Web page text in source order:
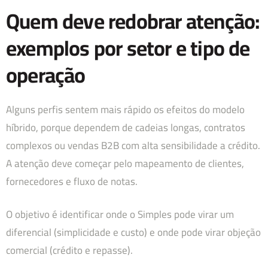
Quem deve redobrar atenção:
exemplos por setor e tipo de
operação
Alguns perfis sentem mais rápido os efeitos do modelo
híbrido, porque dependem de cadeias longas, contratos
complexos ou vendas B2B com alta sensibilidade a crédito.
A atenção deve começar pelo mapeamento de clientes,
fornecedores e fluxo de notas.
O objetivo é identificar onde o Simples pode virar um
diferencial (simplicidade e custo) e onde pode virar objeção
comercial (crédito e repasse).